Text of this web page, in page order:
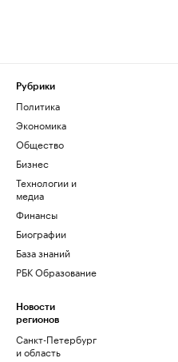
Рубрики
Политика
Экономика
Общество
Бизнес
Технологии и
медиа
Финансы
Биографии
База знаний
РБК Образование
Новости
регионов
Санкт-Петербург
и область